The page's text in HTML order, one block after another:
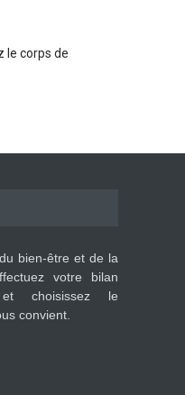
le corps de
bien-être et de la
votre bilan
et choisissez le
convient.